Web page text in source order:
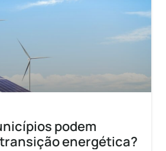
podem
energética?